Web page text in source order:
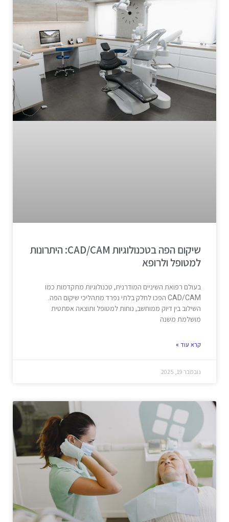
שיקום הפה בטכנולוגיות CAD/CAM: היתרונות
למטופל ולרופא
בעולם רפואת השיניים המודרנית, טכנולוגיות מתקדמות כמו
CAD/CAM הפכו לחלק בלתי נפרד מתהליכי שיקום הפה.
השילוב בין דיוק ממוחשב, נוחות למטופל ותוצאה אסתטית
מושלמת משנה
קרא עוד »
נובמבר 19, 2025